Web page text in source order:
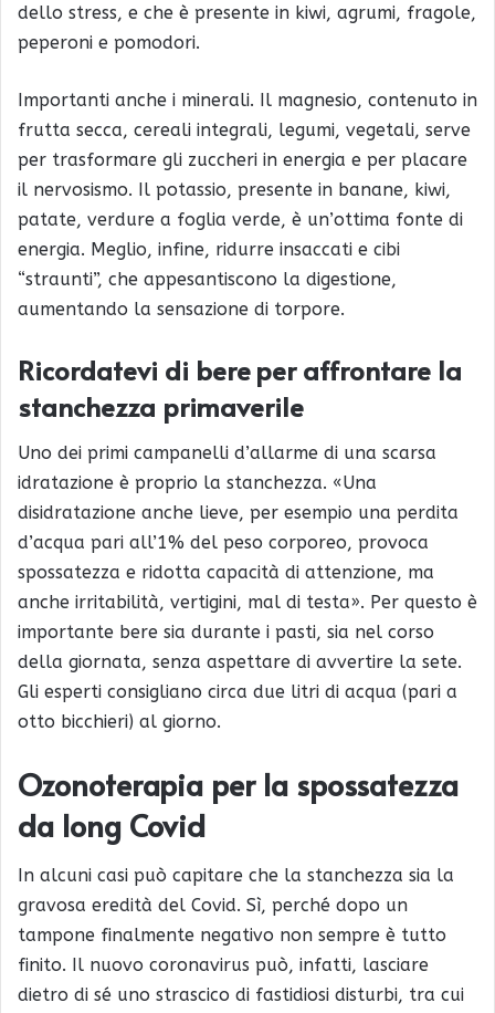
dello stress, e che è presente in kiwi, agrumi, fragole,
peperoni e pomodori.
Importanti anche i minerali. Il magnesio, contenuto in
frutta secca, cereali integrali, legumi, vegetali, serve
per trasformare gli zuccheri in energia e per placare
il nervosismo. Il potassio, presente in banane, kiwi,
patate, verdure a foglia verde, è un’ottima fonte di
energia. Meglio, infine, ridurre insaccati e cibi
“straunti”, che appesantiscono la digestione,
aumentando la sensazione di torpore.
Ricordatevi di bere per affrontare la
stanchezza primaverile
Uno dei primi campanelli d’allarme di una scarsa
idratazione è proprio la stanchezza. «Una
disidratazione anche lieve, per esempio una perdita
d’acqua pari all’1% del peso corporeo, provoca
spossatezza e ridotta capacità di attenzione, ma
anche irritabilità, vertigini, mal di testa». Per questo è
importante bere sia durante i pasti, sia nel corso
della giornata, senza aspettare di avvertire la sete.
Gli esperti consigliano circa due litri di acqua (pari a
otto bicchieri) al giorno.
Ozonoterapia per la spossatezza
da long Covid
In alcuni casi può capitare che la stanchezza sia la
gravosa eredità del Covid. Sì, perché dopo un
tampone finalmente negativo non sempre è tutto
finito. Il nuovo coronavirus può, infatti, lasciare
dietro di sé uno strascico di fastidiosi disturbi, tra cui